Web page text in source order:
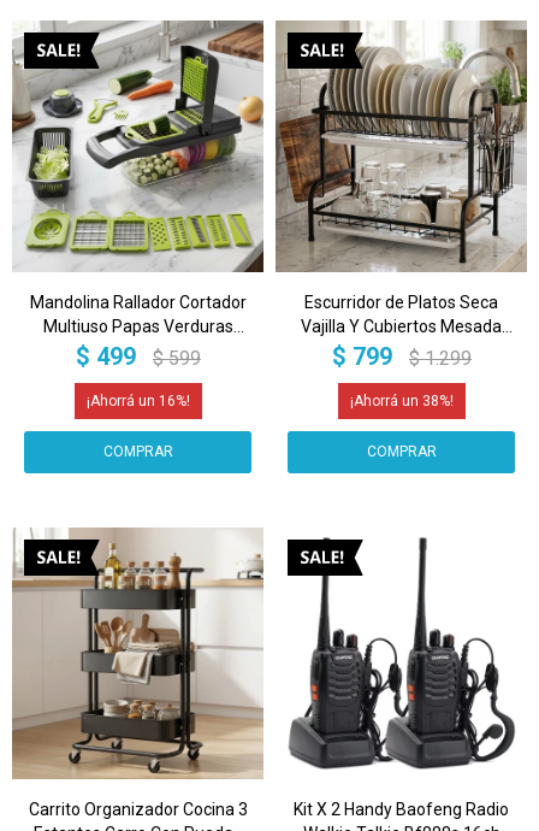
Mandolina Rallador Cortador
Multiuso Papas Verduras
Frutas Cocina Picador
$ 499 $ 599
16
Escurridor de Platos Seca
Vajilla Y Cubiertos Mesada
Cocina De 2 Niveles Imback
$ 799 $ 1.299
38
Carrito Organizador Cocina 3
Kit X 2 Handy Baofeng Radio